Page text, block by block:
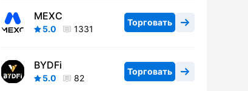
MEXC
5.0 1331
Торговать
BYDFi
5.0 82
Торговать